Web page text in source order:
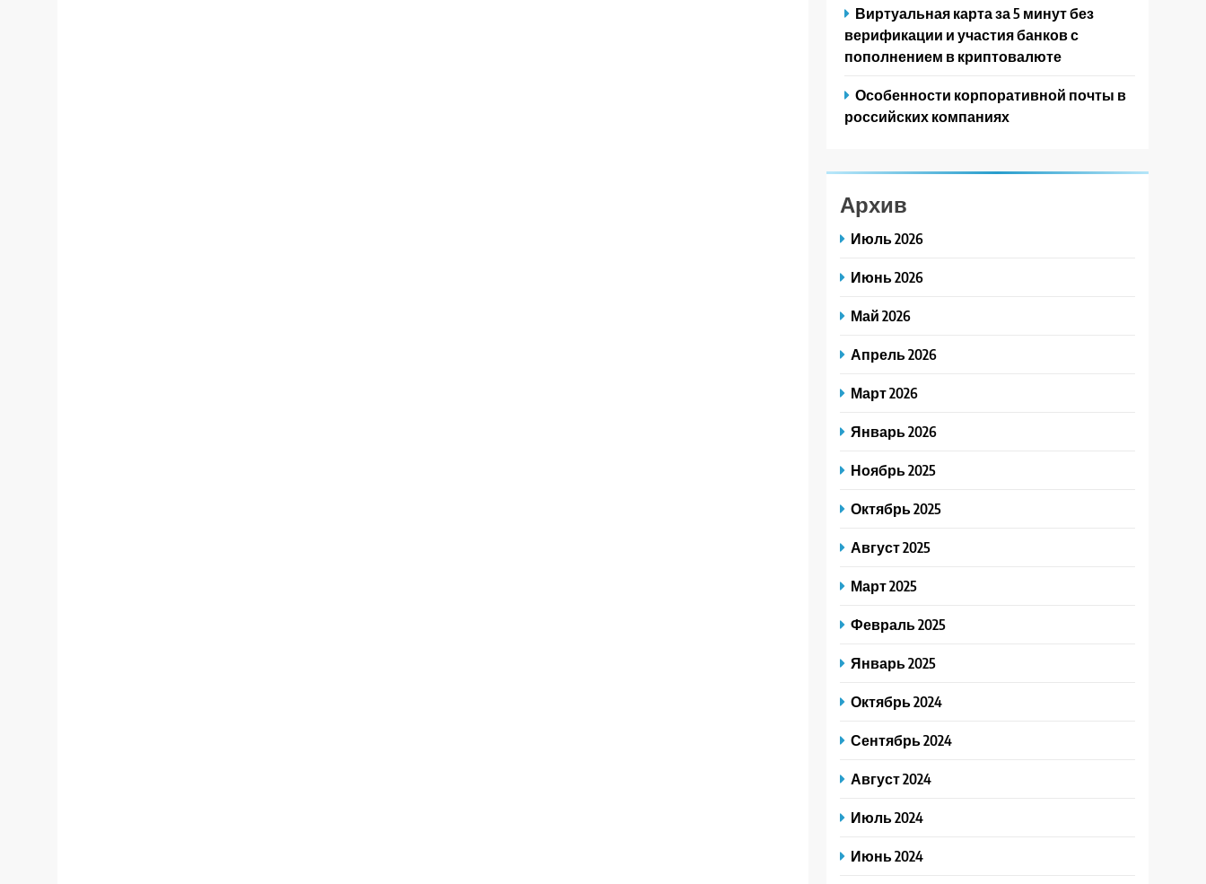
Виртуальная карта за 5 минут без
верификации и участия банков с
пополнением в криптовалюте
Особенности корпоративной почты в
российских компаниях
Архив
Июль 2026
Июнь 2026
Май 2026
Апрель 2026
Март 2026
Январь 2026
Ноябрь 2025
Октябрь 2025
Август 2025
Март 2025
Февраль 2025
Январь 2025
Октябрь 2024
Сентябрь 2024
Август 2024
Июль 2024
Июнь 2024